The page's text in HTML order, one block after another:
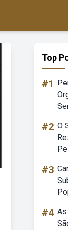
Top
#1
#2 O
#3
#4 As